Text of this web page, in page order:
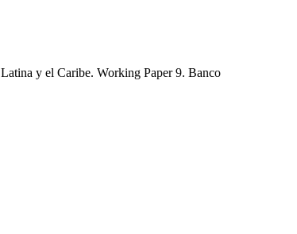
y el Caribe. Working Paper 9. Banco